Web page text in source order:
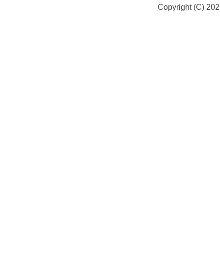
Copyright (C)